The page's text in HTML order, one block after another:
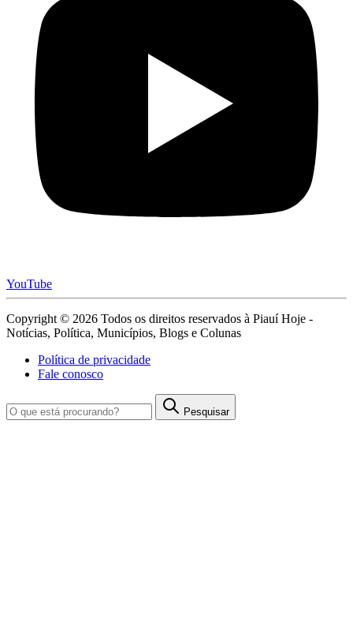
YouTube
Copyright © 2026 Todos os direitos reservados à Piauí Hoje -
Notícias, Política, Municípios, Blogs e Colunas
Política de privacidade
Fale conosco
Pesquisar